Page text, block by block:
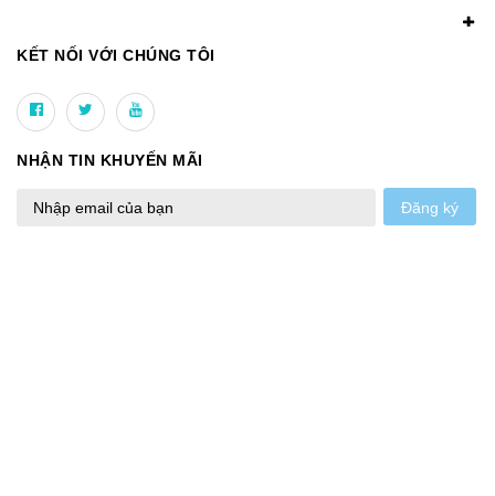
KẾT NỐI VỚI CHÚNG TÔI
NHẬN TIN KHUYẾN MÃI
Đăng ký